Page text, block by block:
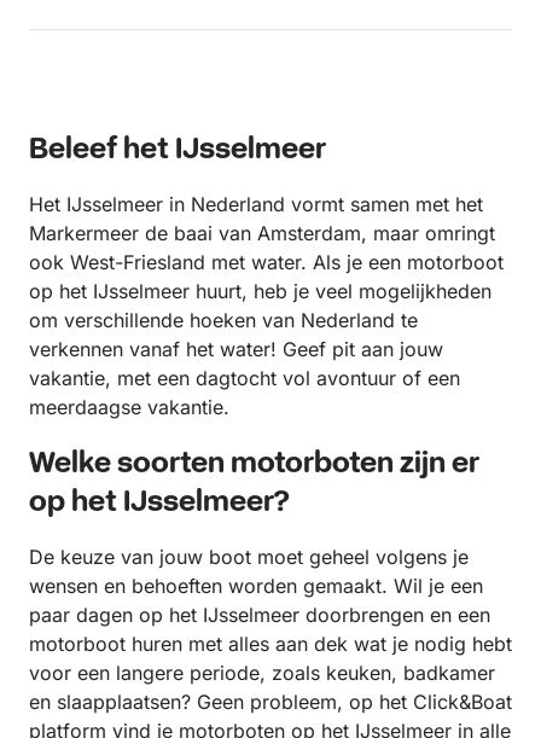
Beleef het IJsselmeer
Het IJsselmeer in Nederland vormt samen met het
Markermeer de baai van Amsterdam, maar omringt
ook West-Friesland met water. Als je een motorboot
op het IJsselmeer huurt, heb je veel mogelijkheden
om verschillende hoeken van Nederland te
verkennen vanaf het water! Geef pit aan jouw
vakantie, met een dagtocht vol avontuur of een
meerdaagse vakantie.
Welke soorten motorboten zijn er
op het IJsselmeer?
De keuze van jouw boot moet geheel volgens je
wensen en behoeften worden gemaakt. Wil je een
paar dagen op het IJsselmeer doorbrengen en een
motorboot huren met alles aan dek wat je nodig hebt
voor een langere periode, zoals keuken, badkamer
en slaapplaatsen? Geen probleem, op het Click&Boat
platform vind je motorboten op het IJsselmeer in alle